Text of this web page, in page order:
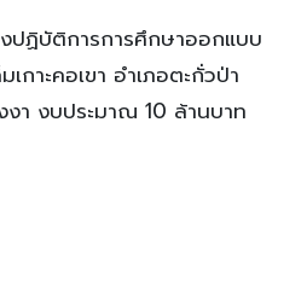
งปฏิบัติการการศึกษาออกแบบ
กาะคอเขา อำเภอตะกั่วป่า
า งบประมาณ 10 ล้านบาท